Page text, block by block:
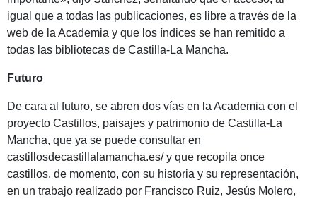
igual que a todas las publicaciones, es libre a través de la
web de la Academia y que los índices se han remitido a
todas las bibliotecas de Castilla-La Mancha.
Futuro
De cara al futuro, se abren dos vías en la Academia con el
proyecto Castillos, paisajes y patrimonio de Castilla-La
Mancha, que ya se puede consultar en
castillosdecastillalamancha.es/ y que recopila once
castillos, de momento, con su historia y su representación,
en un trabajo realizado por Francisco Ruiz, Jesús Molero,